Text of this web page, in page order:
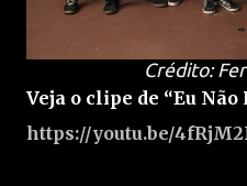
Crédito:
Veja o clipe de “Eu Não
https://youtu.be/